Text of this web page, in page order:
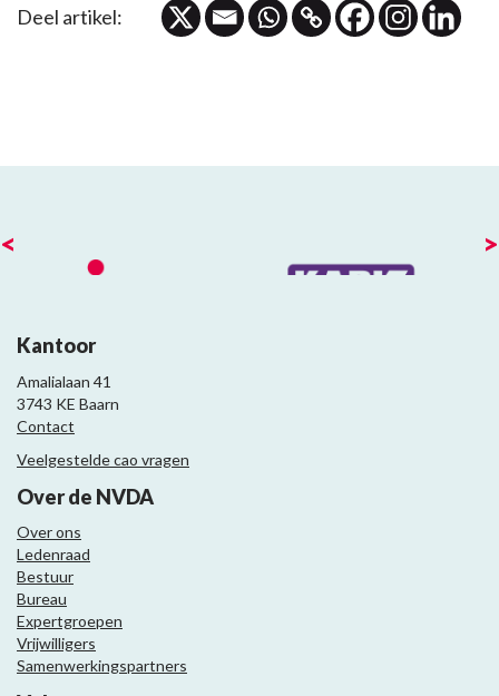
Deel artikel:
< >
Kantoor
Amalialaan 41
3743 KE Baarn
Contact
Veelgestelde cao vragen
Over de NVDA
Over ons
Ledenraad
Bestuur
Bureau
Expertgroepen
Vrijwilligers
Samenwerkingspartners